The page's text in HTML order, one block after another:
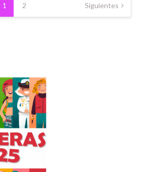
1 2 Siguientes